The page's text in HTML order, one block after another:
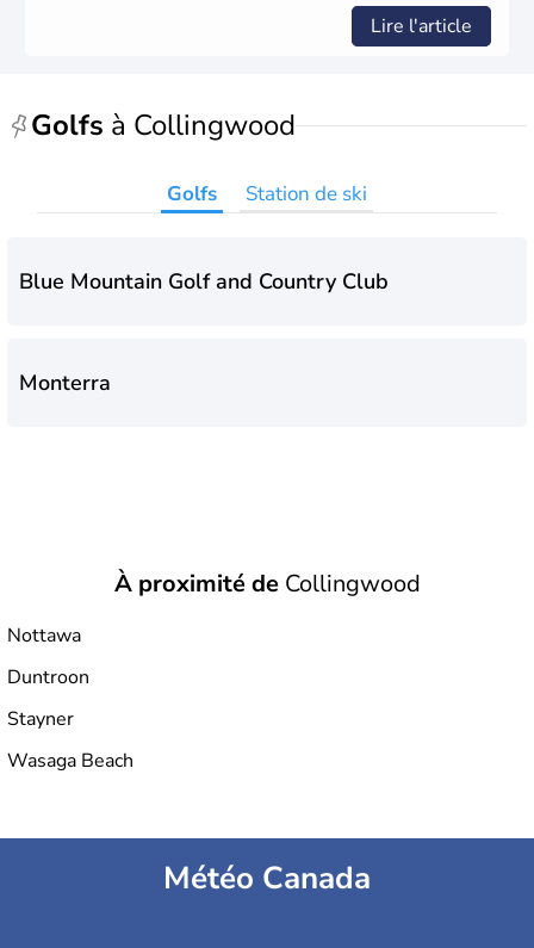
Lire l'article
Golfs à Collingwood
Golfs Station de ski
Blue Mountain Golf and Country Club
Monterra
À proximité deCollingwood
Nottawa
Duntroon
Stayner
Wasaga Beach
Météo Canada